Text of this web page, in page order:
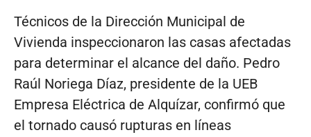
Técnicos de la Dirección Municipal de
Vivienda inspeccionaron las casas afectadas
para determinar el alcance del daño. Pedro
Raúl Noriega Díaz, presidente de la UEB
Empresa Eléctrica de Alquízar, confirmó que
el tornado causó rupturas en líneas